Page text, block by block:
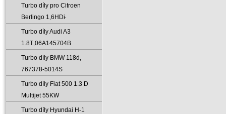
Turbo díly pro Citroen
Berlingo 1‚6HDi̵
Turbo díly Audi A3
1.8T‚06A145704B
Turbo díly BMW 118d‚
767378-5014S
Turbo díly Fiat 500 1.3 D
Multijet 55KW
Turbo díly Hyundai H-1